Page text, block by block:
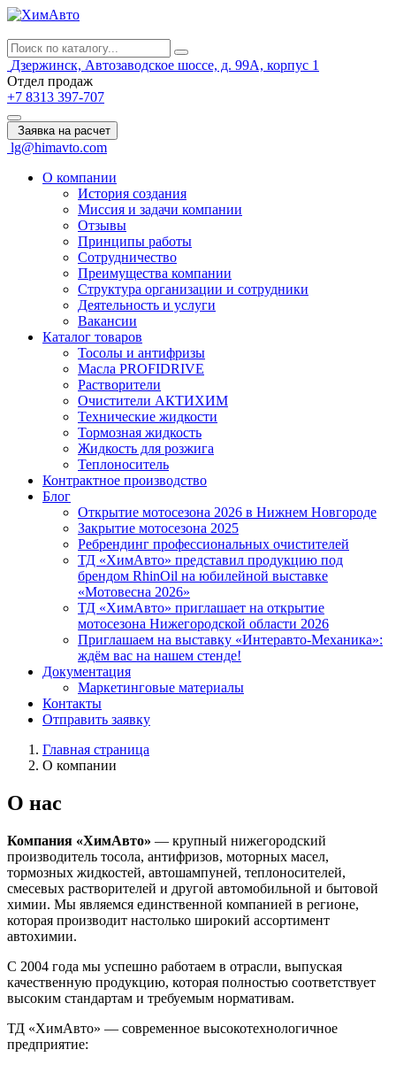
Дзержинск, Автозаводское шоссе, д. 99А, корпус 1
Отдел продаж
+7 8313 397-707
Заявка на расчет
lg@himavto.com
О компании
История создания
Миссия и задачи компании
Отзывы
Принципы работы
Сотрудничество
Преимущества компании
Структура организации и сотрудники
Деятельность и услуги
Вакансии
Каталог товаров
Тосолы и антифризы
Масла PROFIDRIVE
Растворители
Очистители АКТИХИМ
Технические жидкости
Тормозная жидкость
Жидкость для розжига
Теплоноситель
Контрактное производство
Блог
Открытие мотосезона 2026 в Нижнем Новгороде
Закрытие мотосезона 2025
Ребрендинг профессиональных очистителей
ТД «ХимАвто» представил продукцию под
брендом RhinOil на юбилейной выставке
«Мотовесна 2026»
ТД «ХимАвто» приглашает на открытие
мотосезона Нижегородской области 2026
Приглашаем на выставку «Интеравто-Механика»:
ждём вас на нашем стенде!
Документация
Маркетинговые материалы
Контакты
Отправить заявку
Главная страница
О компании
О нас
Компания «ХимАвто» — крупный нижегородский
производитель тосола, антифризов, моторных масел,
тормозных жидкостей, автошампуней, теплоносителей,
смесевых растворителей и другой автомобильной и бытовой
химии. Мы являемся единственной компанией в регионе,
которая производит настолько широкий ассортимент
автохимии.
С 2004 года мы успешно работаем в отрасли, выпуская
качественную продукцию, которая полностью соответствует
высоким стандартам и требуемым нормативам.
ТД «ХимАвто» — современное высокотехнологичное
предприятие: